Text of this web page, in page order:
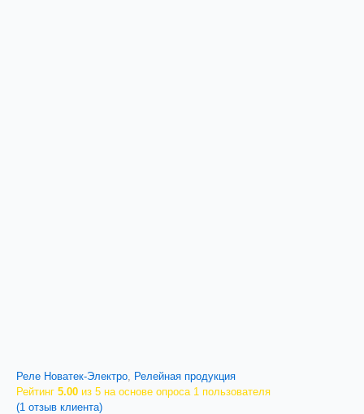
Реле Новатек-Электро
Релейная продукция
Рейтинг5.00 из 5 на основе опроса 1 пользователя
(1 отзыв клиента)